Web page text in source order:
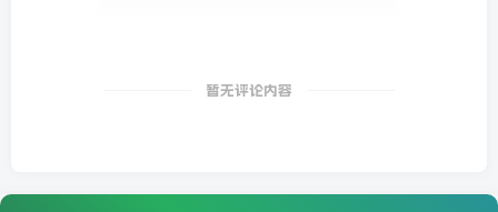
暂无评论内容